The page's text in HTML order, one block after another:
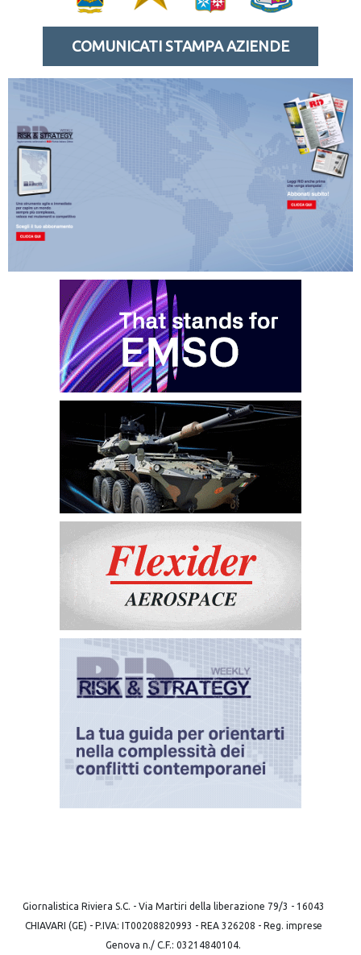
COMUNICATI STAMPA AZIENDE
Giornalistica Riviera S.C. - Via Martiri della liberazione 79/3 - 16043
CHIAVARI (GE) - P.IVA: IT00208820993 - REA 326208 - Reg. imprese
Genova n./ C.F.: 03214840104.